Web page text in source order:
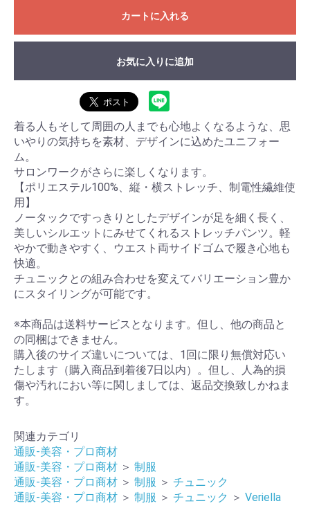
カートに入れる
お買い物を続ける カートへ進む
お気に入りに追加
着る人もそして周囲の人までも心地よくなるような、思
いやりの気持ちを素材、デザインに込めたユニフォー
ム。
サロンワークがさらに楽しくなります。
【ポリエステル100%、縦・横ストレッチ、制電性繊維使
用】
ノータックですっきりとしたデザインが足を細く長く、
美しいシルエットにみせてくれるストレッチパンツ。軽
やかで動きやすく、ウエスト両サイドゴムで履き心地も
快適。
チュニックとの組み合わせを変えてバリエーション豊か
にスタイリングが可能です。
※本商品は送料サービスとなります。但し、他の商品と
の同梱はできません。
購入後のサイズ違いについては、1回に限り無償対応い
たします（購入商品到着後7日以内）。但し、人為的損
傷や汚れにおい等に関しましては、返品交換致しかねま
す。
関連カテゴリ
通販-美容・プロ商材
通販-美容・プロ商材 ＞ 制服
通販-美容・プロ商材 ＞ 制服 ＞ チュニック
通販-美容・プロ商材 ＞ 制服 ＞ チュニック ＞ Veriella